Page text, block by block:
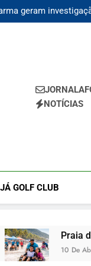
circuito de surf
inclusão
amplia
NOTÍCIAS
GOLF CLUB
Praia da Enseada
10 De Abril De 2026